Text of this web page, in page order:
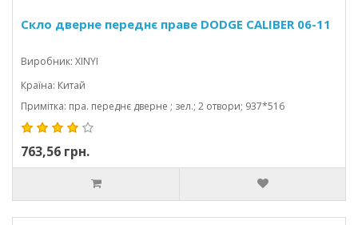
Скло дверне переднє праве DODGE CALIBER 06-11
Виробник: XINYI
Країна: Китай
Примітка: пра. переднє дверне ; зел.; 2 отвори; 937*516
763,56 грн.